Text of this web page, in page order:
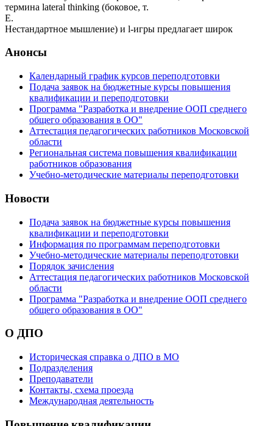
термина lateral thinking (боковое, т.
Е.
Нестандартное мышление) и l-игры предлагает широк
Анонсы
Календарный график курсов переподготовки
Подача заявок на бюджетные курсы повышения
квалификации и переподготовки
Программа "Разработка и внедрение ООП среднего
общего образования в ОО"
Аттестация педагогических работников Московской
области
Региональная система повышения квалификации
работников образования
Учебно-методические материалы переподготовки
Новости
Подача заявок на бюджетные курсы повышения
квалификации и переподготовки
Информация по программам переподготовки
Учебно-методические материалы переподготовки
Порядок зачисления
Аттестация педагогических работников Московской
области
Программа "Разработка и внедрение ООП среднего
общего образования в ОО"
О ДПО
Историческая справка о ДПО в МО
Подразделения
Преподаватели
Контакты, схема проезда
Международная деятельность